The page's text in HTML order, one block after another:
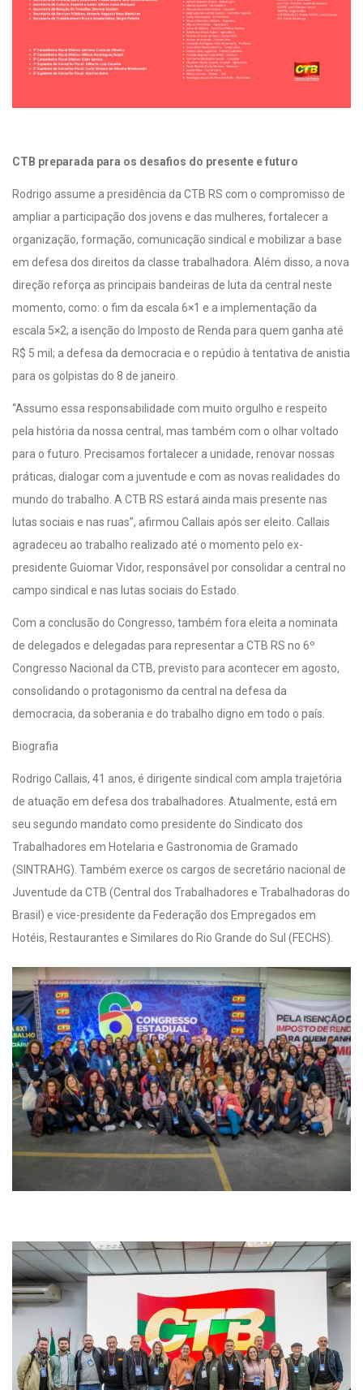
CTB preparada para os desafios do presente e futuro
Rodrigo assume a presidência da CTB RS com o compromisso de
ampliar a participação dos jovens e das mulheres, fortalecer a
organização, formação, comunicação sindical e mobilizar a base
em defesa dos direitos da classe trabalhadora. Além disso, a nova
direção reforça as principais bandeiras de luta da central neste
momento, como: o fim da escala 6×1 e a implementação da
escala 5×2; a isenção do Imposto de Renda para quem ganha até
R$ 5 mil; a defesa da democracia e o repúdio à tentativa de anistia
para os golpistas do 8 de janeiro.
“Assumo essa responsabilidade com muito orgulho e respeito
pela história da nossa central, mas também com o olhar voltado
para o futuro. Precisamos fortalecer a unidade, renovar nossas
práticas, dialogar com a juventude e com as novas realidades do
mundo do trabalho. A CTB RS estará ainda mais presente nas
lutas sociais e nas ruas”, afirmou Callais após ser eleito. Callais
agradeceu ao trabalho realizado até o momento pelo ex-
presidente Guiomar Vidor, responsável por consolidar a central no
campo sindical e nas lutas sociais do Estado.
Com a conclusão do Congresso, também fora eleita a nominata
de delegados e delegadas para representar a CTB RS no 6º
Congresso Nacional da CTB, previsto para acontecer em agosto,
consolidando o protagonismo da central na defesa da
democracia, da soberania e do trabalho digno em todo o país.
Biografia
Rodrigo Callais, 41 anos, é dirigente sindical com ampla trajetória
de atuação em defesa dos trabalhadores. Atualmente, está em
seu segundo mandato como presidente do Sindicato dos
Trabalhadores em Hotelaria e Gastronomia de Gramado
(SINTRAHG). Também exerce os cargos de secretário nacional de
Juventude da CTB (Central dos Trabalhadores e Trabalhadoras do
Brasil) e vice-presidente da Federação dos Empregados em
Hotéis, Restaurantes e Similares do Rio Grande do Sul (FECHS).